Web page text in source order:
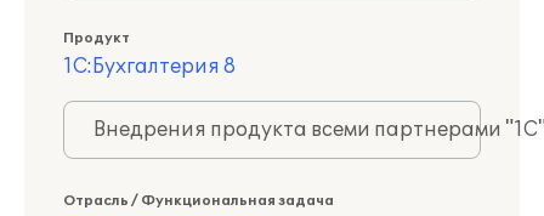
Продукт
1С:Бухгалтерия 8
Внедрения продукта всеми партнерами
Отрасль / Функциональная задача